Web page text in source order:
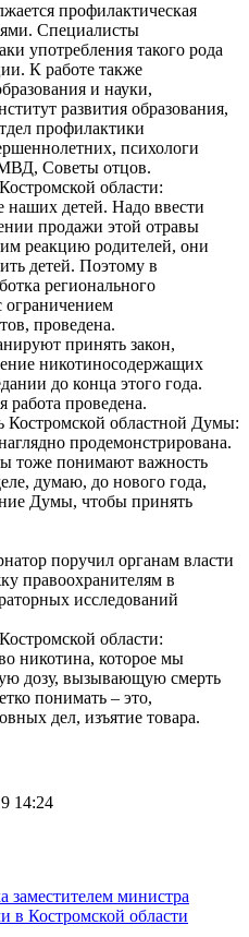
профилактическая
Специалисты
употребления такого рода
К работе также
и науки,
развития образования,
профилактики
психологи
Советы отцов.
области:
наших детей. Надо ввести
продажи этой отравы
реакцию родителей, они
детей. Поэтому в
регионального
ограничением
проведена.
принять закон,
никотиносодержащих
до конца этого года.
работа проведена.
Костромской областной Думы:
продемонстрирована.
тоже понимают важность
думаю, до нового года,
Думы, чтобы принять
поручил органам власти
правоохранителям в
исследований
области:
никотина, которое мы
дозу, вызывающую смерть
понимать – это,
дел, изъятие товара.
14:24
заместителем министра
в Костромской области